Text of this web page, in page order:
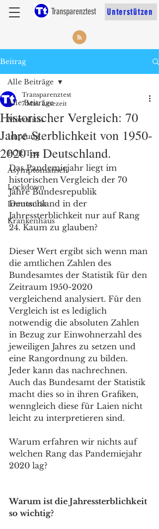
Unterstützen
Transparenztest
Beitrag
Alle Beiträge
Mortalität
Impfung
PCR Test
Asymptomatisch
Lockdown
Immunität
Krankenhaus
Alle Beiträge
Historischer Vergleich: 70
Jahre Sterblichkeit von 1950-
2020 in Deutschland.
Transparenztest
7 Min. Lesezeit
Das Pandemiejahr liegt im
historischen Vergleich der 70
Jahre Bundesrepublik
Deutschland in der
Jahressterblichkeit nur auf Rang
24. Kaum zu glauben?
Dieser Wert ergibt sich wenn man
die amtlichen Zahlen des
Bundesamtes der Statistik für den
Zeitraum 1950-2020
vergleichend analysiert. Für den
Vergleich ist es lediglich
notwendig die absoluten Zahlen
in Bezug zur Einwohnerzahl des
jeweiligen Jahres zu setzen und
eine Rangordnung zu bilden.
Jeder kann das nachrechnen.
Auch das Bundesamt der Statistik
macht dies so in ihren Grafiken,
wenngleich diese für Laien nicht
leicht zu interpretieren sind.
Warum erfahren wir nichts auf
welchen Rang das Pandemiejahr
2020 lag?
Warum ist die Jahressterblichkeit
so wichtig?